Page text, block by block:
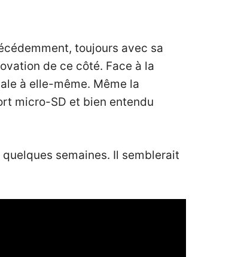
toujours avec sa
de ce côté. Face à la
à elle-même. Même la
micro-SD et bien entendu
semaines. Il semblerait